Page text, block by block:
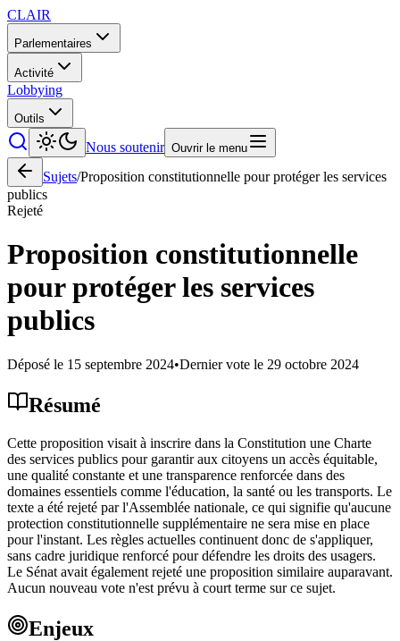
CLAIR
Parlementaires
Activité
Lobbying
Outils
Nous soutenir Ouvrir le menu
Sujets/Proposition constitutionnelle pour protéger les services
publics
Rejeté
Proposition constitutionnelle
pour protéger les services
publics
Déposé le 15 septembre 2024•Dernier vote le 29 octobre 2024
Résumé
Cette proposition visait à inscrire dans la Constitution une Charte
des services publics pour garantir aux citoyens un accès équitable,
une qualité constante et une transparence renforcée dans des
domaines essentiels comme l'éducation, la santé ou les transports. Le
texte a été rejeté par l'Assemblée nationale, ce qui signifie qu'aucune
protection constitutionnelle supplémentaire ne sera mise en place
pour l'instant. Les règles actuelles continuent donc de s'appliquer,
sans cadre juridique renforcé pour défendre les droits des usagers.
Le Sénat avait également rejeté une proposition similaire auparavant.
Aucun nouveau vote n'est prévu à court terme sur ce sujet.
Enjeux